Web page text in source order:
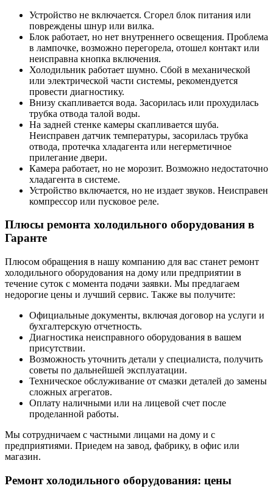
Устройство не включается. Сгорел блок питания или
повреждены шнур или вилка.
Блок работает, но нет внутреннего освещения. Проблема
в лампочке, возможно перегорела, отошел контакт или
неисправна кнопка включения.
Холодильник работает шумно. Сбой в механической
или электрической части системы, рекомендуется
провести диагностику.
Внизу скапливается вода. Засорилась или прохудилась
трубка отвода талой воды.
На задней стенке камеры скапливается шуба.
Неисправен датчик температуры, засорилась трубка
отвода, протечка хладагента или негерметичное
прилегание двери.
Камера работает, но не морозит. Возможно недостаточно
хладагента в системе.
Устройство включается, но не издает звуков. Неисправен
компрессор или пусковое реле.
Плюсы ремонта холодильного оборудования в
Гаранте
Плюсом обращения в нашу компанию для вас станет ремонт
холодильного оборудования на дому или предприятии в
течение суток с момента подачи заявки. Мы предлагаем
недорогие цены и лучший сервис. Также вы получите:
Официальные документы, включая договор на услуги и
бухгалтерскую отчетность.
Диагностика неисправного оборудования в вашем
присутствии.
Возможность уточнить детали у специалиста, получить
советы по дальнейшей эксплуатации.
Техническое обслуживание от смазки деталей до замены
сложных агрегатов.
Оплату наличными или на лицевой счет после
проделанной работы.
Мы сотрудничаем с частными лицами на дому и с
предприятиями. Приедем на завод, фабрику, в офис или
магазин.
Ремонт холодильного оборудования: цены